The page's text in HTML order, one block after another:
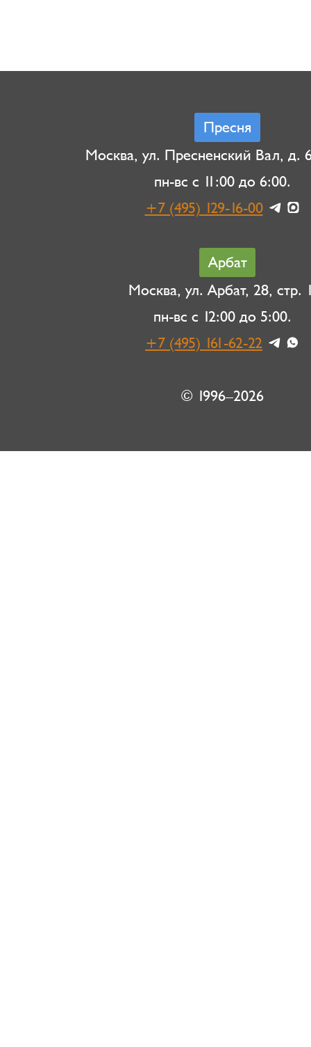
Пресня
Москва, ул. Пресненский Вал, д.
пн-вс с 11:00 до 6:00.
+7 (495) 129-16-00
Арбат
Москва, ул. Арбат, 28, стр.
пн-вс с 12:00 до 5:00.
+7 (495) 161-62-22
© 1996–2026